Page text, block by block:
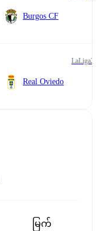
Burgos CF
LaLiga2
Real Oviedo
မြက်